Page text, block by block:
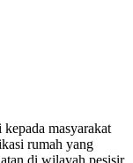
masyarakat
rumah yang